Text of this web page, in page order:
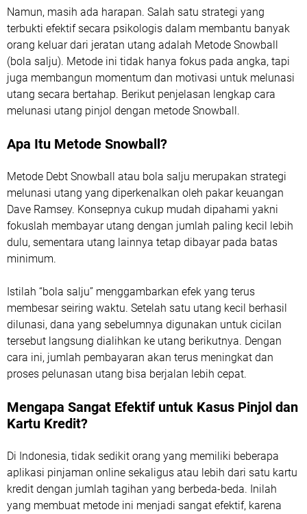
Namun, masih ada harapan. Salah satu strategi yang
terbukti efektif secara psikologis dalam membantu banyak
orang keluar dari jeratan utang adalah Metode Snowball
(bola salju). Metode ini tidak hanya fokus pada angka, tapi
juga membangun momentum dan motivasi untuk melunasi
utang secara bertahap. Berikut penjelasan lengkap cara
melunasi utang pinjol dengan metode Snowball.
Apa Itu Metode Snowball?
Metode Debt Snowball atau bola salju merupakan strategi
melunasi utang yang diperkenalkan oleh pakar keuangan
Dave Ramsey. Konsepnya cukup mudah dipahami yakni
fokuslah membayar utang dengan jumlah paling kecil lebih
dulu, sementara utang lainnya tetap dibayar pada batas
minimum.
Istilah “bola salju” menggambarkan efek yang terus
membesar seiring waktu. Setelah satu utang kecil berhasil
dilunasi, dana yang sebelumnya digunakan untuk cicilan
tersebut langsung dialihkan ke utang berikutnya. Dengan
cara ini, jumlah pembayaran akan terus meningkat dan
proses pelunasan utang bisa berjalan lebih cepat.
Mengapa Sangat Efektif untuk Kasus Pinjol dan
Kartu Kredit?
Di Indonesia, tidak sedikit orang yang memiliki beberapa
aplikasi pinjaman online sekaligus atau lebih dari satu kartu
kredit dengan jumlah tagihan yang berbeda-beda. Inilah
yang membuat metode ini menjadi sangat efektif, karena